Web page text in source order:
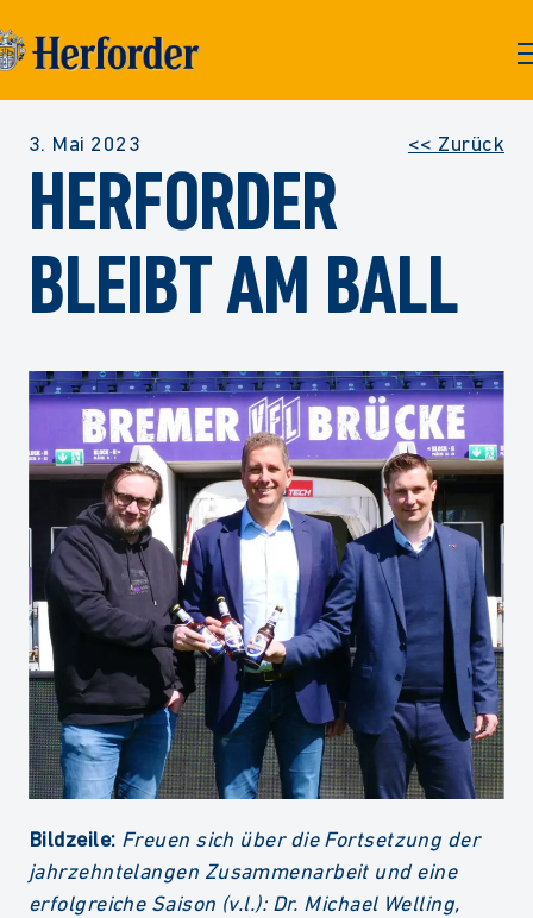
3. Mai 2023 << Zurück
HERFORDER
BLEIBT AM BALL
Bildzeile: Freuen sich über die Fortsetzung der
jahrzehntelangen Zusammenarbeit und eine
erfolgreiche Saison (v.l.): Dr. Michael Welling,